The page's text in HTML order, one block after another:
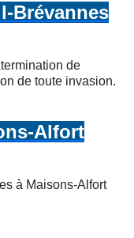
Brévannes
de
de toute invasion.
Alfort
à Maisons-Alfort